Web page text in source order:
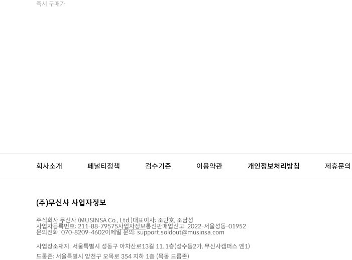
즉시 구매가
회사소개 페널티정책 검수기준 이용약관 개인정보처리방침 제휴문의
(주)무신사 사업자정보
주식회사 무신사 (MUSINSA Co., Ltd.)대표이사: 조만호, 조남성
사업자등록번호: 211-88-79575사업자정보통신판매업신고: 2022-서울성동-01952
문의전화: 070-8209-4602이메일 문의: support.soldout@musinsa.com
사업장소재지: 서울특별시 성동구 아차산로13길 11, 1층(성수동2가, 무신사캠퍼스 엔1)
드롭존: 서울특별시 양천구 오목로 354 지하 1층 (목동 드롭존)